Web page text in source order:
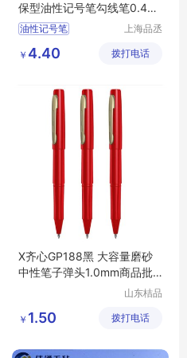
保型油性记号笔勾线笔0.4m
EK-250
油性记号笔
上海品丞
公司
￥ 4.40 拨打电话
X齐心GP188黑 大容量磨砂
中性笔子弹头1.0mm商品批
山东桔品
公司
￥ 1.50 拨打电话